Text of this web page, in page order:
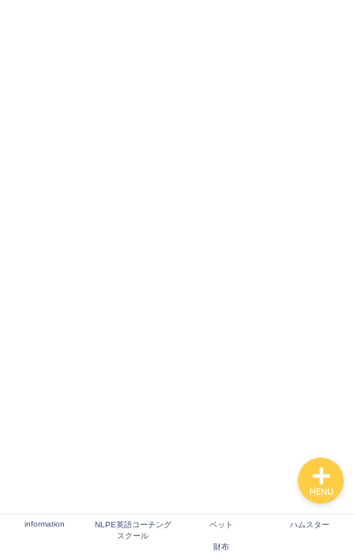
information
NLPE英語コーチング
スクール
ペット ハムスター
財布
MENU